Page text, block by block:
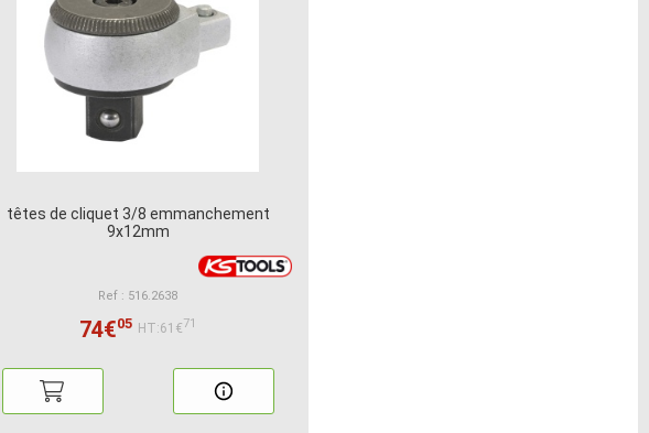
têtes de cliquet 3/8 emmanchement
9x12mm
Ref : 516.2638
74€05 HT:61€71